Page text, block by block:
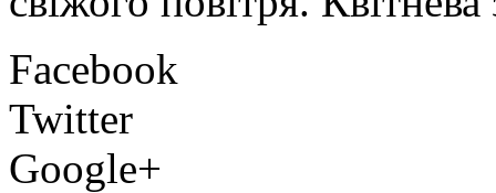
Facebook
Twitter
Google+